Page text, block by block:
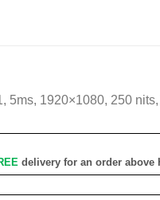
1920×1080, 250
delivery for an order above